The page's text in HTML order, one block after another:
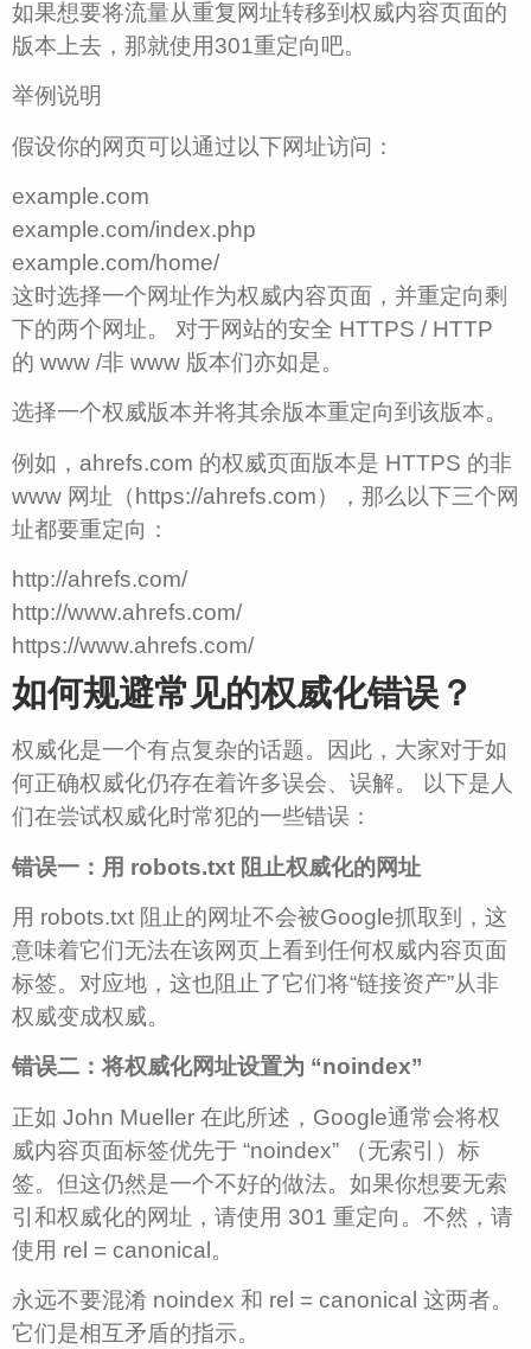
如果想要将流量从重复网址转移到权威内容页面的
版本上去，那就使用301重定向吧。
举例说明
假设你的网页可以通过以下网址访问：
example.com
example.com/index.php
example.com/home/
这时选择一个网址作为权威内容页面，并重定向剩
下的两个网址。 对于网站的安全 HTTPS / HTTP
的 www /非 www 版本们亦如是。
选择一个权威版本并将其余版本重定向到该版本。
例如，ahrefs.com 的权威页面版本是 HTTPS 的非
www 网址（https://ahrefs.com），那么以下三个网
址都要重定向：
http://ahrefs.com/
http://www.ahrefs.com/
https://www.ahrefs.com/
如何规避常见的权威化错误？
权威化是一个有点复杂的话题。因此，大家对于如
何正确权威化仍存在着许多误会、误解。 以下是人
们在尝试权威化时常犯的一些错误：
错误一：用 robots.txt 阻止权威化的网址
用 robots.txt 阻止的网址不会被Google抓取到，这
意味着它们无法在该网页上看到任何权威内容页面
标签。对应地，这也阻止了它们将“链接资产”从非
权威变成权威。
错误二：将权威化网址设置为 “noindex”
正如 John Mueller 在此所述，Google通常会将权
威内容页面标签优先于 “noindex” （无索引）标
签。但这仍然是一个不好的做法。如果你想要无索
引和权威化的网址，请使用 301 重定向。不然，请
使用 rel = canonical。
永远不要混淆 noindex 和 rel = canonical 这两者。
它们是相互矛盾的指示。